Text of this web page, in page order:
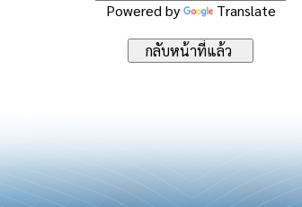
Powered by Translate